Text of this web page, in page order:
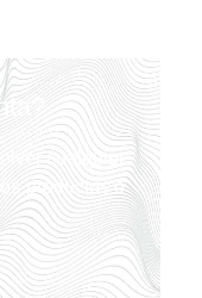
cualquier
productos o